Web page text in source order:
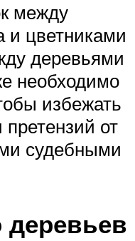
между
и цветниками
деревьями
необходимо
избежать
от
судебными
деревьев